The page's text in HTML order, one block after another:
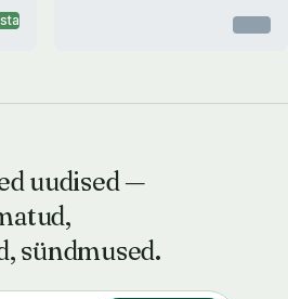
uudised —
sündmused.